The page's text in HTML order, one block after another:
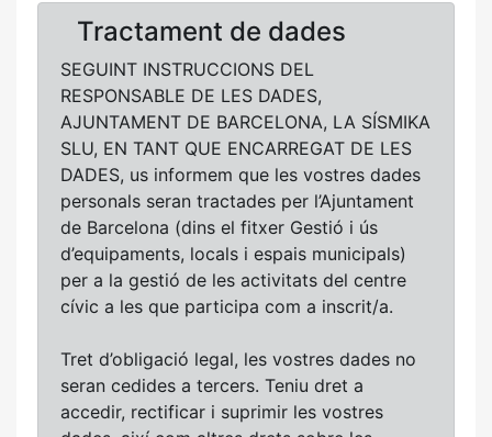
Tractament de dades
SEGUINT INSTRUCCIONS DEL
RESPONSABLE DE LES DADES,
AJUNTAMENT DE BARCELONA, LA SÍSMIKA
SLU, EN TANT QUE ENCARREGAT DE LES
DADES, us informem que les vostres dades
personals seran tractades per l’Ajuntament
de Barcelona (dins el fitxer Gestió i ús
d’equipaments, locals i espais municipals)
per a la gestió de les activitats del centre
cívic a les que participa com a inscrit/a.
Tret d’obligació legal, les vostres dades no
seran cedides a tercers. Teniu dret a
accedir, rectificar i suprimir les vostres